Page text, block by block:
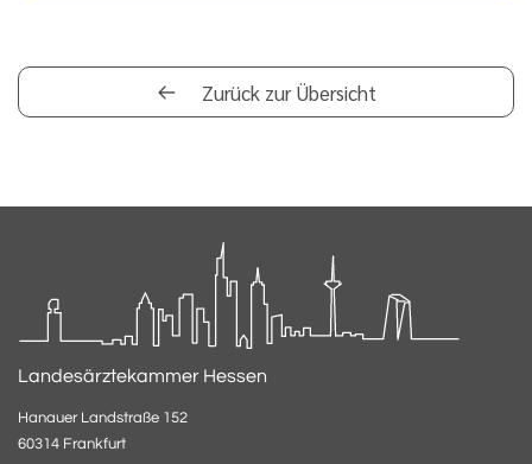
Zurück zur Übersicht
Landesärztekammer Hessen
Hanauer Landstraße 152
60314 Frankfurt